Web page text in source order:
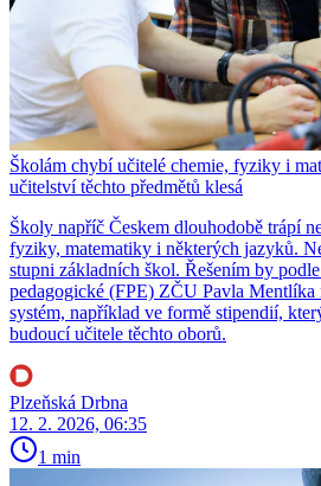
Školám chybí učitelé chemie, fyziky i
učitelství těchto předmětů klesá
Školy napříč Českem dlouhodobě trápí
fyziky, matematiky i některých jazyků.
stupni základních škol. Řešením by
pedagogické (FPE) ZČU Pavla
systém, například ve formě stipendií,
budoucí učitele těchto oborů.
Plzeňská Drbna
12. 2. 2026, 06:35
1 min